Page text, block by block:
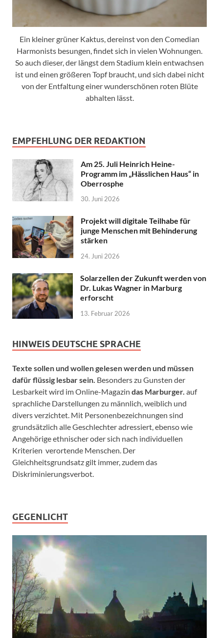
Ein kleiner grüner Kaktus, dereinst von den Comedian
Harmonists besungen, findet sich in vielen Wohnungen.
So auch dieser, der längst dem Stadium klein entwachsen
ist und einen größeren Topf braucht, und sich dabei nicht
von der Entfaltung einer wunderschönen roten Blüte
abhalten lässt.
EMPFEHLUNG DER REDAKTION
Am 25. Juli Heinrich Heine-
Programm im „Hässlichen Haus“ in
Oberrosphe
30. Juni 2026
Projekt will digitale Teilhabe für
junge Menschen mit Behinderung
stärken
24. Juni 2026
Solarzellen der Zukunft werden von
Dr. Lukas Wagner in Marburg
erforscht
13. Februar 2026
HINWEIS DEUTSCHE SPRACHE
Texte sollen und wollen gelesen werden und müssen
dafür flüssig lesbar sein. Besonders zu Gunsten der
Lesbarkeit wird im Online-Magazin das Marburger. auf
sprachliche Darstellungen zu männlich, weiblich und
divers verzichtet. Mit Personenbezeichnungen sind
grundsätzlich alle Geschlechter adressiert, ebenso wie
Angehörige ethnischer oder sich nach individuellen
Kriterien verortende Menschen. Der
Gleichheitsgrundsatz gilt immer, zudem das
Diskriminierungsverbot.
GEGENLICHT